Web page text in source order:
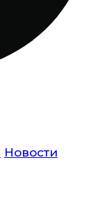
Новости